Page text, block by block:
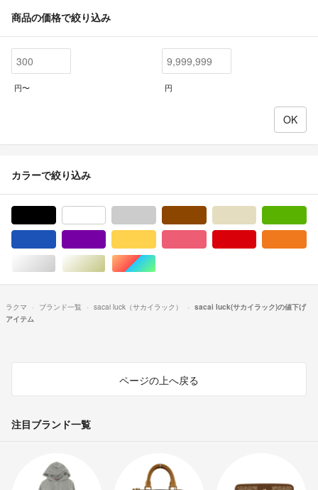
商品の価格で絞り込み
円〜 円
カラーで絞り込み
シルバー/銀色系ゴールド/金色系マルチカラー
ラクマ ブランド一覧 sacai luck（サカイラック）
sacai luck(サカイラック)の値下げ
アイテム
ページの上へ戻る
注目ブランド一覧